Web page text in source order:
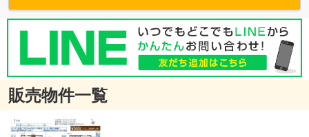
販売物件一覧